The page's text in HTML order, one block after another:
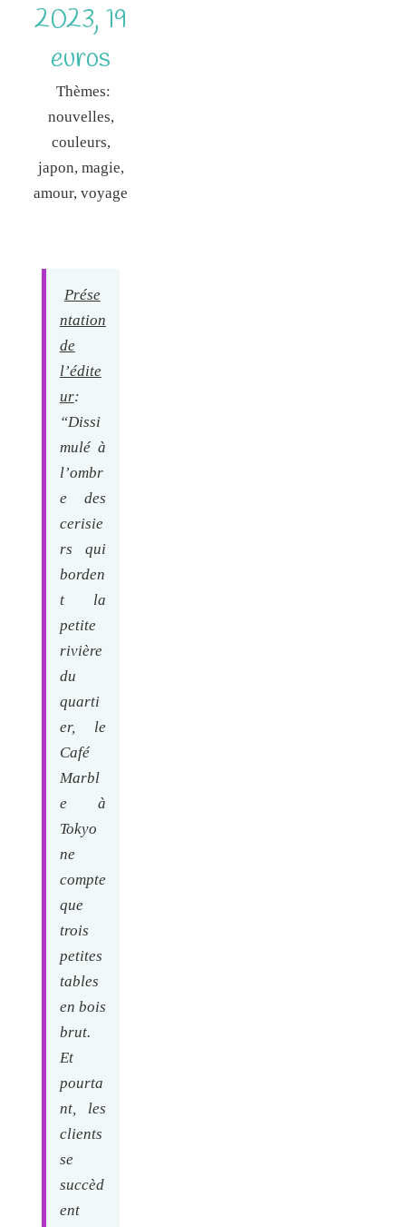
2023, 19
euros
Thèmes:
nouvelles,
couleurs,
japon, magie,
amour, voyage
Prése
ntation
de
l’édite
ur:
“Dissi
mulé à
l’ombr
e des
cerisie
rs qui
borden
t la
petite
rivière
du
quarti
er, le
Café
Marbl
e à
Tokyo
ne
compte
que
trois
petites
tables
en bois
brut.
Et
pourta
nt, les
clients
se
succèd
ent